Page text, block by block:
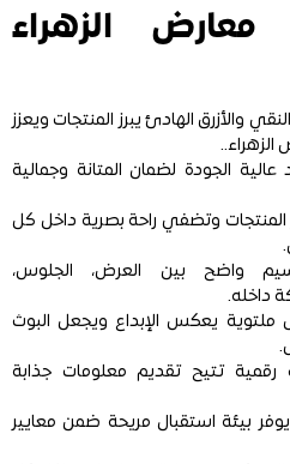
الزهراء
والأزرق الهادئ يبرز المنتجات ويعزز
الجودة لضمان المتانة وجمالية
المنتجات وتضفي راحة بصرية داخل كل
واضح بين العرض، الجلوس،
داخله.
يعكس الإبداع ويجعل البوث
تتيح تقديم معلومات جذابة
بيئة استقبال مريحة ضمن معايير